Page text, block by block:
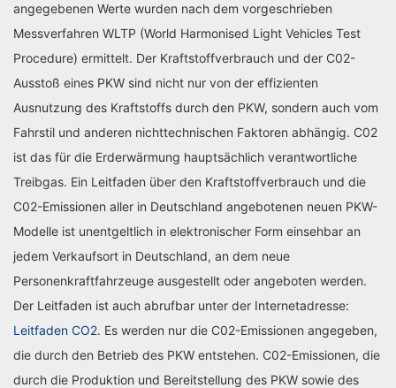
angegebenen Werte wurden nach dem vorgeschrieben
Messverfahren WLTP (World Harmonised Light Vehicles Test
Procedure) ermittelt. Der Kraftstoffverbrauch und der C02-
Ausstoß eines PKW sind nicht nur von der effizienten
Ausnutzung des Kraftstoffs durch den PKW, sondern auch vom
Fahrstil und anderen nichttechnischen Faktoren abhängig. C02
ist das für die Erderwärmung hauptsächlich verantwortliche
Treibgas. Ein Leitfaden über den Kraftstoffverbrauch und die
C02-Emissionen aller in Deutschland angebotenen neuen PKW-
Modelle ist unentgeltlich in elektronischer Form einsehbar an
jedem Verkaufsort in Deutschland, an dem neue
Personenkraftfahrzeuge ausgestellt oder angeboten werden.
Der Leitfaden ist auch abrufbar unter der Internetadresse:
Leitfaden CO2. Es werden nur die C02-Emissionen angegeben,
die durch den Betrieb des PKW entstehen. C02-Emissionen, die
durch die Produktion und Bereitstellung des PKW sowie des